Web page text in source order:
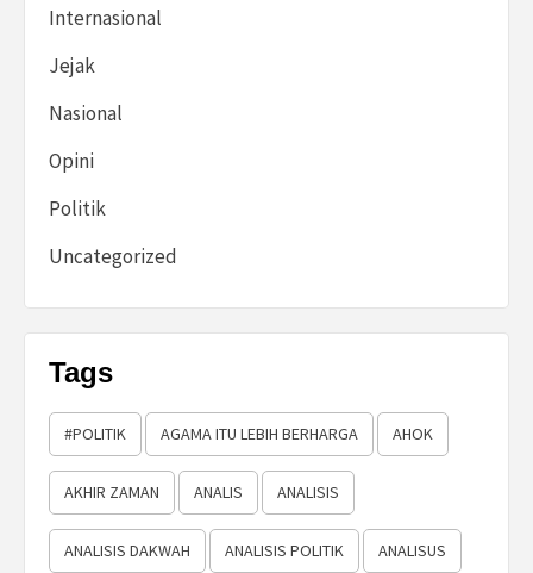
Internasional
Jejak
Nasional
Opini
Politik
Uncategorized
Tags
#POLITIK AGAMA ITU LEBIH BERHARGA AHOK
AKHIR ZAMAN ANALIS ANALISIS
ANALISIS DAKWAH ANALISIS POLITIK ANALISUS